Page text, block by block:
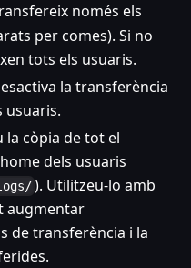
només els
per comes). Si no
tots els usuaris.
la transferència
usuaris.
la còpia de tot el
dels usuaris
). Utilitzeu-lo amb
augmentar
de transferència i la